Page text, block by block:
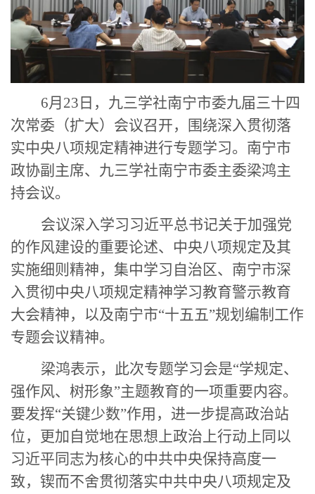
6月23日，九三学社南宁市委九届三十四
次常委（扩大）会议召开，围绕深入贯彻落
实中央八项规定精神进行专题学习。南宁市
政协副主席、九三学社南宁市委主委梁鸿主
持会议。
会议深入学习习近平总书记关于加强党
的作风建设的重要论述、 中央八项规定及其
实施细则精神， 集中学习自治区、南宁市深
入贯彻中央八项规定精神学习教育警示教育
大会精神，以及南宁市“十五五”规划编制工作
专题会议精神。
梁鸿表示，此次专题学习会是“学规定、
强作风、树形象”主题教育的一项重要内容。
要发挥“关键少数”作用，进一步提高政治站
位，更加自觉地在思想上政治上行动上同以
习近平同志为核心的中共中央保持高度一
致，锲而不舍贯彻落实中共中央八项规定及